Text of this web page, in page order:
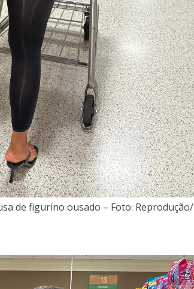
de figurino ousado – Foto: Reprodução/